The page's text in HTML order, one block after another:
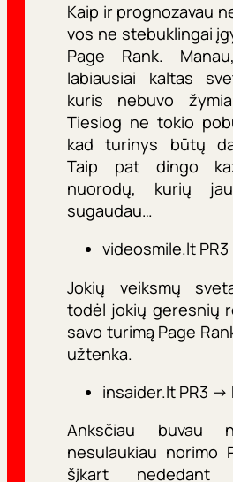
Kaip ir prognozavau
vos ne stebuklingai
Page Rank.
labiausiai kaltas
kuris nebuvo
Tiesiog ne tokio
kad turinys būtų
Taip pat dingo
nuorodų, kurių
sugaudau…
videosmile.lt PR3
Jokių veiksmų
todėl jokių geresnių
savo turimą Page
užtenka.
insaider.lt PR3 ->
Anksčiau buvau
nesulaukiau norimo
šįkart nededant